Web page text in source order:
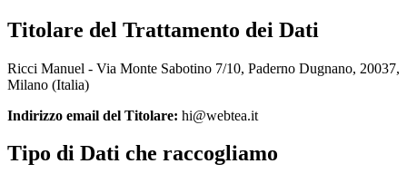
Titolare del Trattamento dei Dati
Ricci Manuel - Via Monte Sabotino 7/10, Paderno Dugnano, 20037,
Milano (Italia)
Indirizzo email del Titolare: hi@webtea.it
Tipo di Dati che raccogliamo